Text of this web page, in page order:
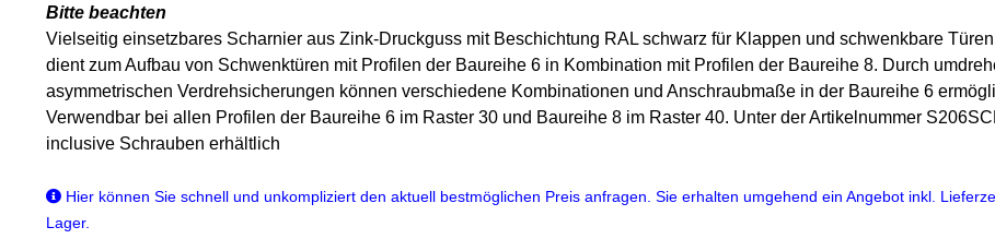
Bitte beachten
Vielseitig einsetzbares Scharnier aus Zink-Druckguss mit Beschichtung RAL schwarz für Klappen und schwenkbare
dient zum Aufbau von Schwenktüren mit Profilen der Baureihe 6 in Kombination mit Profilen der Baureihe 8. Durch
asymmetrischen Verdrehsicherungen können verschiedene Kombinationen und Anschraubmaße in der Baureihe 6
Verwendbar bei allen Profilen der Baureihe 6 im Raster 30 und Baureihe 8 im Raster 40. Unter der Artikelnummer
inclusive Schrauben erhältlich
Hier können Sie schnell und unkompliziert den aktuell bestmöglichen Preis anfragen. Sie erhalten umgehend ein Angebot inkl.
Lager.